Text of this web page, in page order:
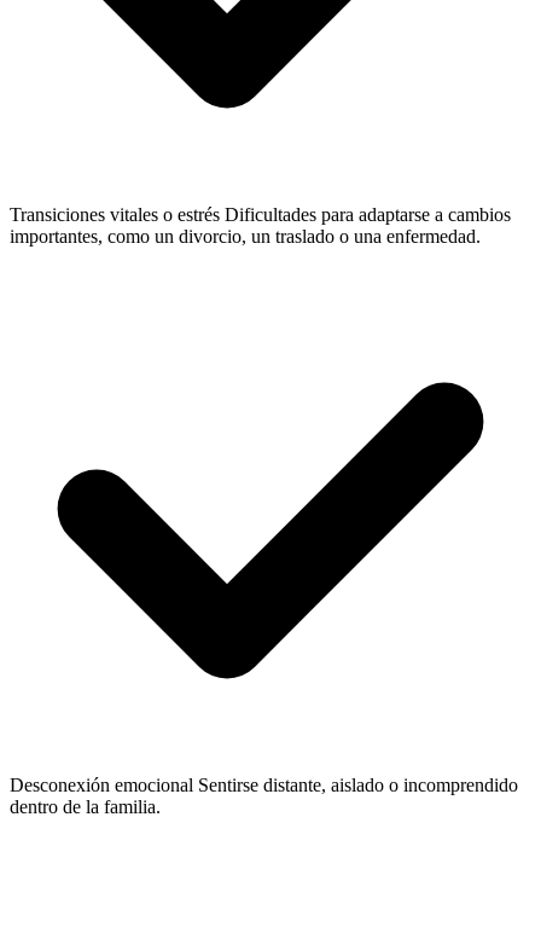
Transiciones vitales o estrés Dificultades para adaptarse a cambios
importantes, como un divorcio, un traslado o una enfermedad.
Desconexión emocional Sentirse distante, aislado o incomprendido
dentro de la familia.